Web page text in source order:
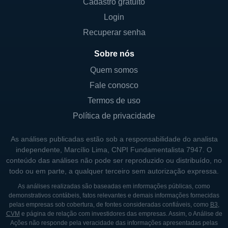
cassino e jogos, e apostas online. O setor de
corridas é o coração da empresa,
enquanto as operações de cassino e jogos
têm se tornado significativamente lucrativas
à medida que a aceitação de jogos de azar
se expande nos Estados Unidos.
O setor de apostas online tem sido um foco
legalização das apostas esportivas em vários
estados. A Churchill Downs, nesse sentido,
não apenas tira vantagem de seus eventos
ao vivo, como também desenvolve
plataformas para oferecer uma experiência
de apostas envolvente e acessível. Com
Cadastro gratuito
Login
Recuperar senha
Sobre nós
Quem somos
Fale conosco
Termos de uso
Política de privacidade
As análises publicadas estão sob a responsabilidade do analista
independente, Marcílio Lima, CNPI Fundamentalista 7947. O
conteúdo das análises não pode ser reproduzido ou distribuído, no
todo ou em parte, a qualquer terceiro sem autorização expressa.
As análises realizadas são baseadas em informações públicas, como
demonstrativos contábeis, fatos relevantes e demais informações fornecidas
pelas empresas sob cobertura, de fontes consideradas confiáveis, como B3,
CVM e página de relação com investidores das empresas. Assim, o Análise de
Ações não responde pela veracidade das informações apresentadas pelas